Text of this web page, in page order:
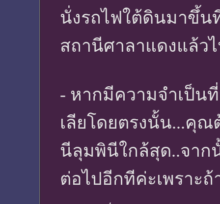
นั่งรถไฟใต้ดินมาขึ้น
สถานีศาลาแดงแล้ว
- หากมีความจำเป็น
เลียโดยตรงนั้น...คุ
นีลุมพินีใกล้สุด..จาก
ต่อไปอีกทีค่ะเพราะ